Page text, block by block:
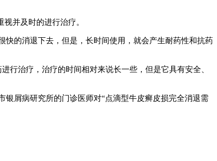
并及时的进行治疗。
的消退下去，但是，长时间使用，就会产生耐药性和抗药
行治疗，治疗的时间相对来说长一些，但是它具有安全、
屑病研究所的门诊医师对“点滴型牛皮癣皮损完全消退需